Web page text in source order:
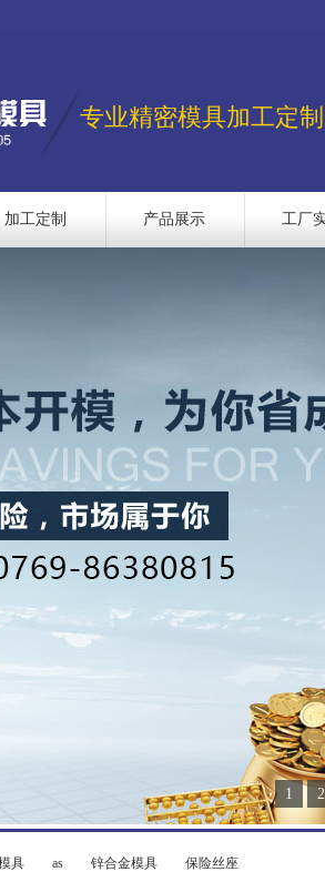
专业精密模具加工定制
加工定制 产品展示 工厂
1 2
具 as 锌合金模具 保险丝座